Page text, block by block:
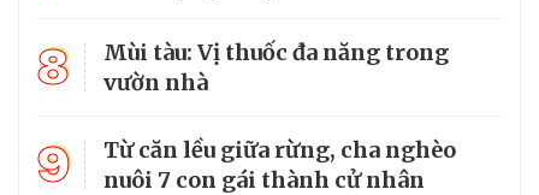
8
Mùi tàu: Vị thuốc đa năng trong
vườn nhà
9
Từ căn lều giữa rừng, cha nghèo
nuôi 7 con gái thành cử nhân